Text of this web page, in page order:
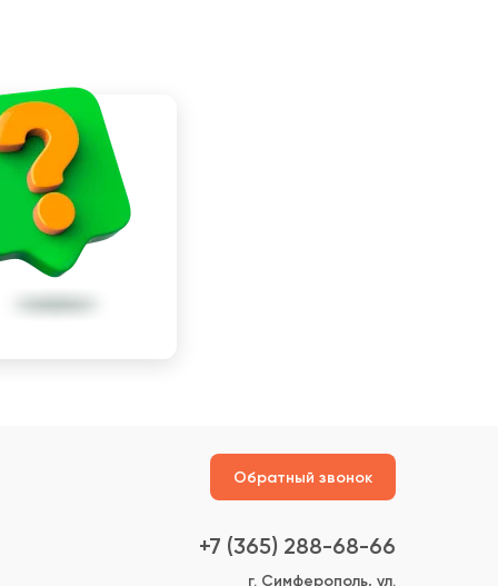
Обратный звонок
+7 (365) 288-68-66
г. Симферополь, ул.